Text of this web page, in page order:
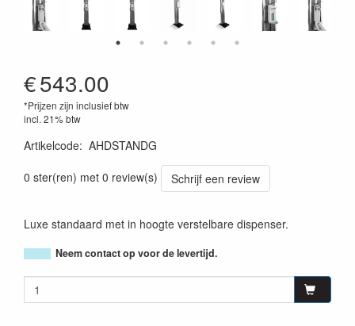
€543.00
*Prijzen zijn inclusief btw
incl. 21% btw
Artikelcode: AHDSTANDG
0 ster(ren) met 0 review(s)
Schrijf een review
Luxe standaard met in hoogte verstelbare dispenser.
Neem contact op voor de levertijd.